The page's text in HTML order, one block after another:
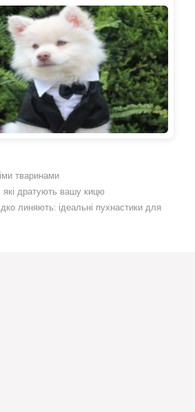
тваринами
які дратують вашу кицю
линяють: ідеальні пухнастики для